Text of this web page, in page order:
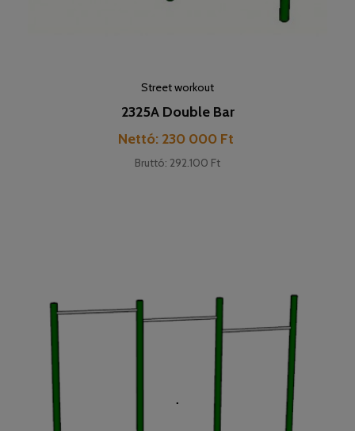
Street workout
2325A Double Bar
Pret
Nettó: 230 000 Ft
Bruttó: 292.100 Ft